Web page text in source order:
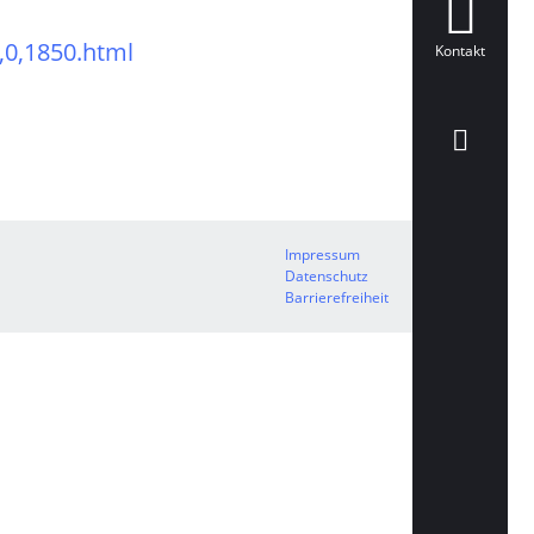
Kontakt
Impressum
Datenschutz
Barrierefreiheit